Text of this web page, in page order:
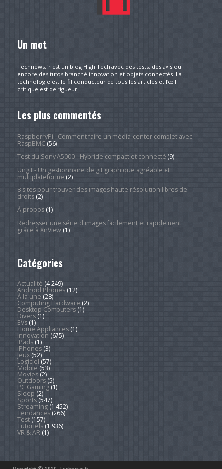
Un mot
Technews.fr est un blog High Tech avec des tests, des avis ou
encore des tutos branché innovation et objets connectés. La
technologie est le fil conducteur de tous les articles et l’œil
critique est de rigueur.
Les plus commentés
RaspberryPi - Comment faire un média-center complet avec
RaspBMC(56)
Test du Sony A5000 - Hybride compact et connecté (9)
Ungit - Un gestionnaire de git graphique agréable et
multiplateforme (2)
8 sites pour trouver des images haute résolution libres de
droits(2)
À propos(1)
Redresser une série d'images facilement et rapidement
grâce à XnView(1)
Catégories
Actualité (4 249)
Android Phones(12)
À la une (28)
Computing Hardware (2)
Desktop Computers(1)
Divers(1)
EVs(1)
Home Appliances(1)
Innovation (675)
iPads(1)
iPhones(3)
Jeux(52)
Logiciel (57)
Mobile (53)
Movies(2)
Outdoors(5)
PC Gaming(1)
Sleep (2)
Sports(547)
Streaming(1 452)
Tendances(266)
Test(157)
Tutoriels(1 936)
VR & AR(1)